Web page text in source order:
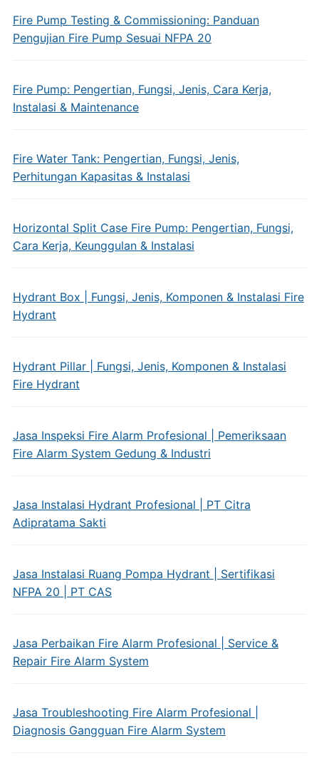
Fire Pump Testing & Commissioning: Panduan
Pengujian Fire Pump Sesuai NFPA 20
Fire Pump: Pengertian, Fungsi, Jenis, Cara Kerja,
Instalasi & Maintenance
Fire Water Tank: Pengertian, Fungsi, Jenis,
Perhitungan Kapasitas & Instalasi
Horizontal Split Case Fire Pump: Pengertian, Fungsi,
Cara Kerja, Keunggulan & Instalasi
Hydrant Box | Fungsi, Jenis, Komponen & Instalasi Fire
Hydrant
Hydrant Pillar | Fungsi, Jenis, Komponen & Instalasi
Fire Hydrant
Jasa Inspeksi Fire Alarm Profesional | Pemeriksaan
Fire Alarm System Gedung & Industri
Jasa Instalasi Hydrant Profesional | PT Citra
Adipratama Sakti
Jasa Instalasi Ruang Pompa Hydrant | Sertifikasi
NFPA 20 | PT CAS
Jasa Perbaikan Fire Alarm Profesional | Service &
Repair Fire Alarm System
Jasa Troubleshooting Fire Alarm Profesional |
Diagnosis Gangguan Fire Alarm System